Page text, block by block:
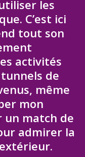
les
C’est ici
tout son
activités
de
même
mon
un match de
admirer la